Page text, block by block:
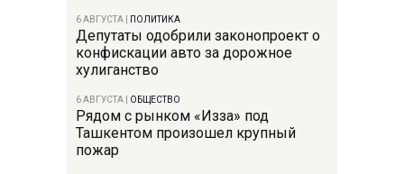
6 АВГУСТА ПОЛИТИКА
Депутаты одобрили законопроект о
конфискации авто за дорожное
хулиганство
6 АВГУСТА ОБЩЕСТВО
Рядом с рынком «Изза» под
Ташкентом произошел крупный
пожар